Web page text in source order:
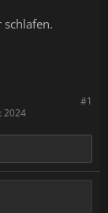
schlafen.
#1
2024